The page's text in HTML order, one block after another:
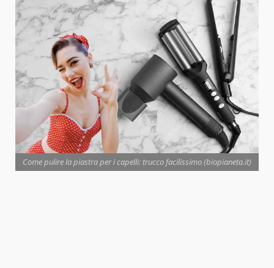
Come pulire la piastra per i capelli: trucco facilissimo (biopianeta.it)